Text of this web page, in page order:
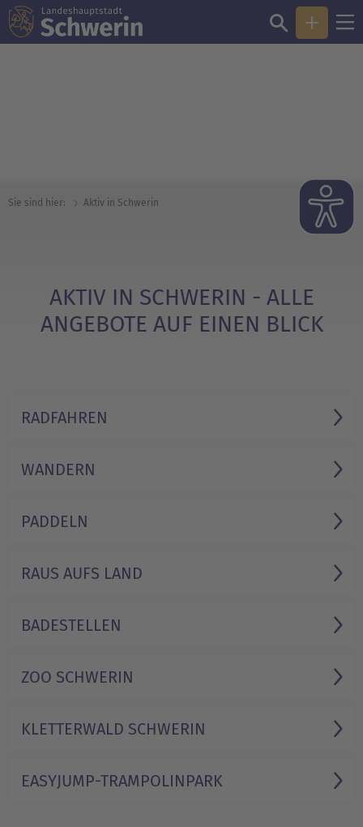
Sie sind hier: Aktiv in Schwerin
AKTIV IN SCHWERIN - ALLE
ANGEBOTE AUF EINEN BLICK
RADFAHREN
WANDERN
PADDELN
RAUS AUFS LAND
BADESTELLEN
ZOO SCHWERIN
KLETTERWALD SCHWERIN
EASYJUMP-TRAMPOLINPARK